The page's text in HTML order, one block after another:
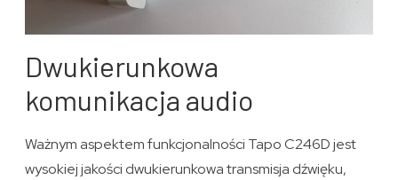
Dwukierunkowa
komunikacja audio
Ważnym aspektem funkcjonalności Tapo C246D jest
wysokiej jakości dwukierunkowa transmisja dźwięku,